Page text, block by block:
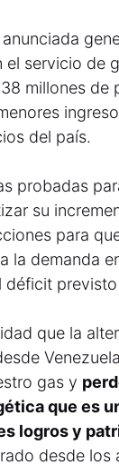
el servicio de
millones de
del país.
probadas
su
para
la demanda
déficit
que la
gas y
que es
logros y
desde los